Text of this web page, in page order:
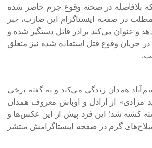
بلافاصله در صحنه وقوع جرم حاضر شده
مطلب در صفحه اینستاگرام این ضارب، خبر
و عنوان می‌کند برادر قاتل دستگیر شده و
جریان وقوع قتل استفاده شده نیز متعلق
همدان زندگی می‌کند و به گفته برخی
مرادی» از اراذل و اوباش معروف همدان
کشته شد؛ این فرد پیش از این عکس‌ها و
سلاح‌های گرم در صفحه اینستاگرامش منتشر